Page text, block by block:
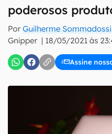
poderosos
Por Guilherme Sommadossi
Gnipper | 18/05/2021 às
Assine
E-mail